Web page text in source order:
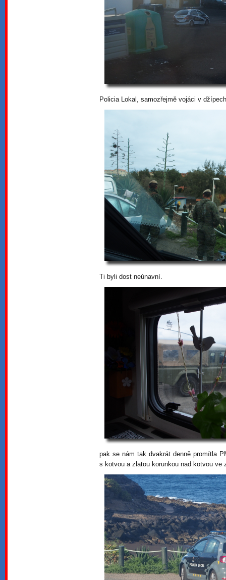
Policia Lokal, samozřejmě vojáci v
Ti byli dost neúnavní.
pak se nám tak dvakrát denně promítla
s kotvou a zlatou korunkou nad kotvou ve